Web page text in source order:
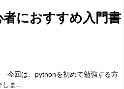
者におすすめ入門書
今回は、pythonを初めて勉強する方
しま…